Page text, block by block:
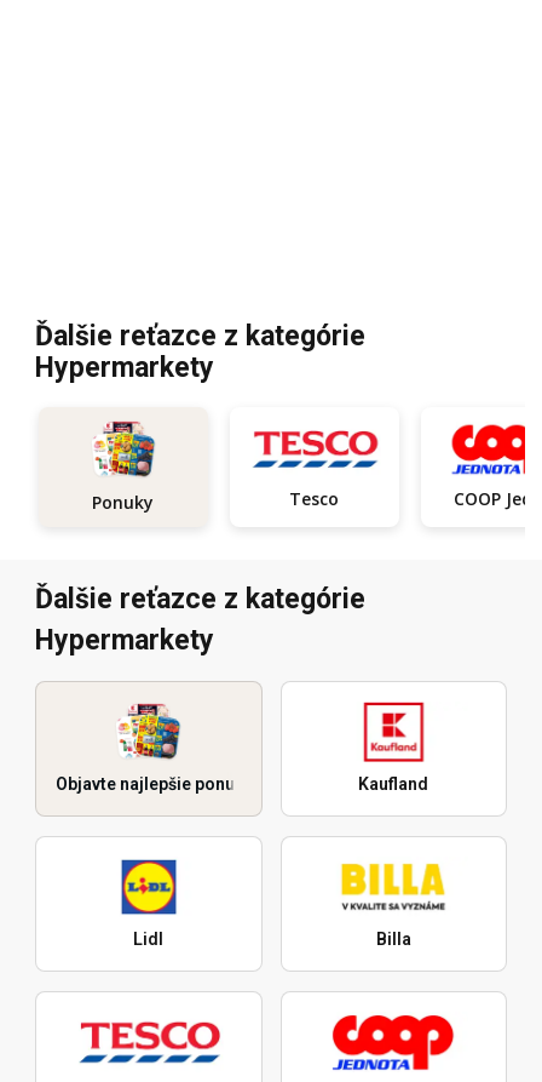
Ďalšie reťazce z kategórie
Hypermarkety
Ponuky Tesco
Ďalšie reťazce z kategórie
Hypermarkety
Objavte najlepšie ponuky Kaufland
Lidl Billa